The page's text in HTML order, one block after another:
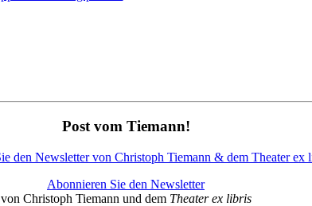
Post vom Tiemann!
Abonnieren Sie den Newsletter
von Christoph Tiemann und dem Theater ex libris